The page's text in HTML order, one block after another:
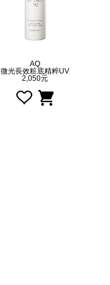
AQ
微光長效粧底精粹UV
2,050元